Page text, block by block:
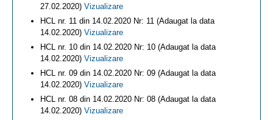
27.02.2020) Vizualizare
HCL nr. 11 din 14.02.2020 Nr: 11 (Adaugat la data
14.02.2020) Vizualizare
HCL nr. 10 din 14.02.2020 Nr: 10 (Adaugat la data
14.02.2020) Vizualizare
HCL nr. 09 din 14.02.2020 Nr: 09 (Adaugat la data
14.02.2020) Vizualizare
HCL nr. 08 din 14.02.2020 Nr: 08 (Adaugat la data
14.02.2020) Vizualizare